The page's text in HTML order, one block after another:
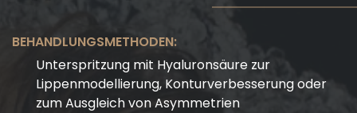
BEHANDLUNGSMETHODEN:
Unterspritzung mit Hyaluronsäure zur
Lippenmodellierung, Konturverbesserung oder
zum Ausgleich von Asymmetrien